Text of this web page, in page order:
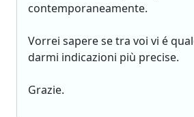
contemporaneamente.
Vorrei sapere se tra voi vi é
darmi indicazioni più precise.
Grazie.